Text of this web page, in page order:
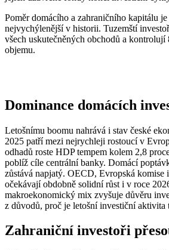
Poměr domácího a zahraničního kapitálu
nejvychýlenější v historii. Tuzemští
všech uskutečněných obchodů a kontrolují
objemu.
Dominance domácích
Letošnímu boomu nahrává i stav české
2025 patří mezi nejrychleji rostoucí v
odhadů roste HDP tempem kolem 2,8
poblíž cíle centrální banky. Domácí
zůstává napjatý. OECD, Evropská komise
očekávají obdobně solidní růst i v roce
makroekonomický mix zvyšuje důvěru
z důvodů, proč je letošní investiční aktivita
Zahraniční investoři